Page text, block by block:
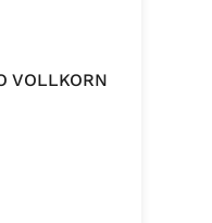
VOLLKORN